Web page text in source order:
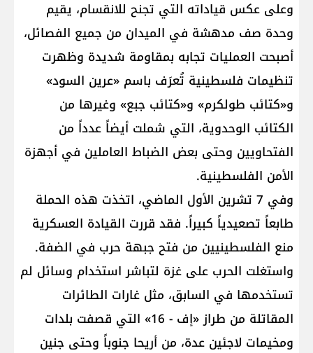
وعلى عكس قياداته التي تجنح للانقسام، يقيم
وحدة صف مدهشة في الميدان من جميع الفصائل،
أصبحت العمليات تجابه بمقاومة شديدة وظهرت
تنظيمات فلسطينية تُعرَف باسم «عرين السود»
و«كتائب طولكرم» و«كتائب جبع» وغيرها من
الكتائب الوحدوية، التي شملت أيضاً عدداً من
الفتحاويين وحتى بعض الضباط العاملين في أجهزة
الأمن الفلسطينية.
وفي 7 تشرين الأول الماضي، اتخذت هذه الحملة
طابعاً تصعيدياً كبيراً. فقد قررت القيادة العسكرية
منع الفلسطينيين من فتح جبهة حرب في الضفة.
واستغلت الحرب على غزة لتباشر استخدام وسائل لم
تستخدمها في السابق، مثل غارات الطائرات
المقاتلة من طراز «إف - 16» التي قصفت بلدات
ومخيمات لاجئين عدة، من أريحا جنوباً وحتى جنين